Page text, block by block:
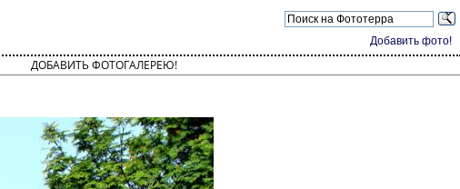
Добавить фото!
ДОБАВИТЬ ФОТОГАЛЕРЕЮ!